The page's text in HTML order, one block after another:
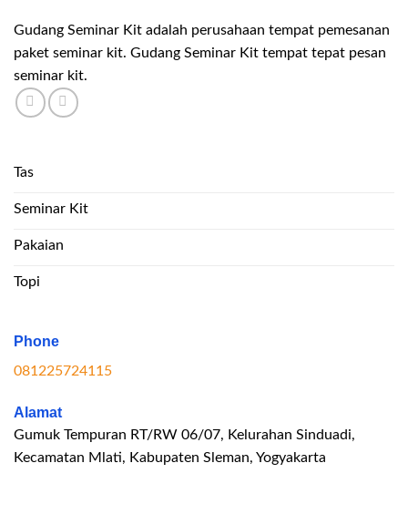
Gudang Seminar Kit adalah perusahaan tempat pemesanan
paket seminar kit. Gudang Seminar Kit tempat tepat pesan
seminar kit.
Tas
Seminar Kit
Pakaian
Topi
Phone
081225724115
Alamat
Gumuk Tempuran RT/RW 06/07, Kelurahan Sinduadi,
Kecamatan Mlati, Kabupaten Sleman, Yogyakarta